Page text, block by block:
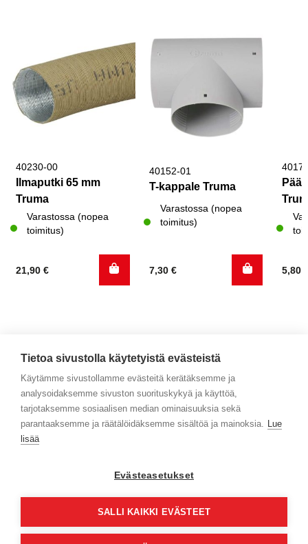
40230-00
Ilmaputki 65 mm
Truma
Varastossa (nopea
toimitus)
21,90 €
40152-01
T-kappale Truma
Varastossa (nopea
toimitus)
7,30 € 5,80
Yhteystiedot
Selaa tuotteita
Maksa turvallisesti
Tietoa sivustolla käytetyistä evästeistä
Käytämme sivustollamme evästeitä kerätäksemme ja
analysoidaksemme sivuston suorituskykyä ja käyttöä,
tarjotaksemme sosiaalisen median ominaisuuksia sekä
parantaaksemme ja räätälöidäksemme sisältöä ja mainoksia. Lue
lisää
Evästeasetukset
SALLI KAIKKI EVÄSTEET